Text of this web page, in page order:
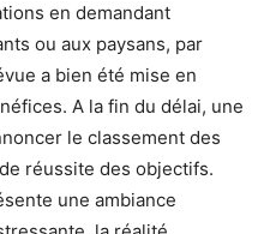
en demandant
ou aux paysans, par
a bien été mise en
A la fin du délai, une
le classement des
réussite des objectifs.
une ambiance